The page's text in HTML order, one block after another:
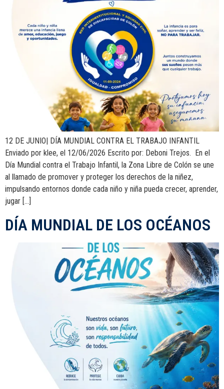
12 DE JUNIO| DÍA MUNDIAL CONTRA EL TRABAJO INFANTIL
Enviado por klee, el 12/06/2026 Escrito por: Deboni Trejos. En el
Día Mundial contra el Trabajo Infantil, la Zona Libre de Colón se une
al llamado de promover y proteger los derechos de la niñez,
impulsando entornos donde cada niño y niña pueda crecer, aprender,
jugar […]
DÍA MUNDIAL DE LOS OCÉANOS